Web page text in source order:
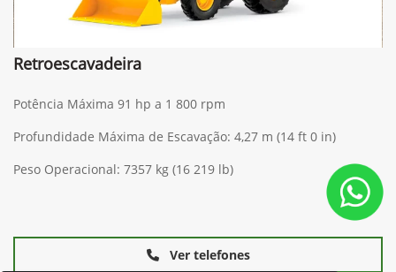
Retroescavadeira
Potência Máxima 91 hp a 1 800 rpm
Profundidade Máxima de Escavação: 4,27 m (14 ft 0 in)
Peso Operacional: 7357 kg (16 219 lb)
Ver telefones